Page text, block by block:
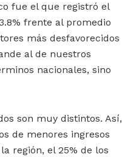
fue el que registró el
frente al promedio
más desfavorecidos
al de nuestros
nacionales, sino
son muy distintos. Así,
de menores ingresos
región, el 25% de los